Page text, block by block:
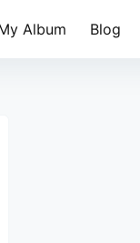
Album Blog